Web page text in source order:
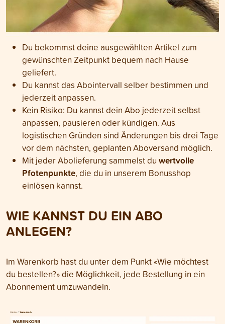
Du bekommst deine ausgewählten Artikel zum
gewünschten Zeitpunkt bequem nach Hause
geliefert.
Du kannst das Abointervall selber bestimmen und
jederzeit anpassen.
Kein Risiko: Du kannst dein Abo jederzeit selbst
anpassen, pausieren oder kündigen. Aus
logistischen Gründen sind Änderungen bis drei Tage
vor dem nächsten, geplanten Aboversand möglich.
Mit jeder Abolieferung sammelst du wertvolle
Pfotenpunkte, die du in unserem Bonusshop
einlösen kannst.
WIE KANNST DU EIN ABO
ANLEGEN?
Im Warenkorb hast du unter dem Punkt «Wie möchtest
du bestellen?» die Möglichkeit, jede Bestellung in ein
Abonnement umzuwandeln.